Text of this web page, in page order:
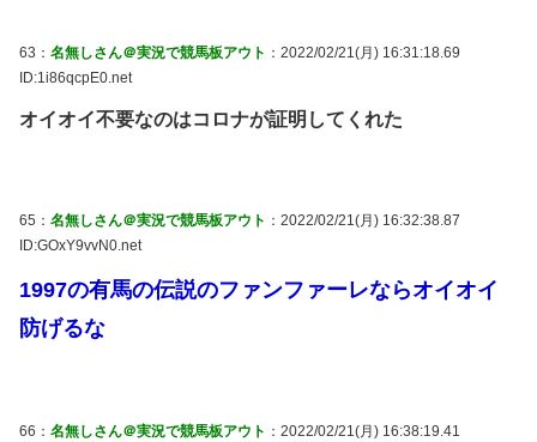
63： 名無しさん＠実況で競馬板アウト ：2022/02/21(月) 16:31:18.69
ID:1i86qcpE0.net
オイオイ不要なのはコロナが証明してくれた
65： 名無しさん＠実況で競馬板アウト ：2022/02/21(月) 16:32:38.87
ID:GOxY9vvN0.net
1997の有馬の伝説のファンファーレならオイオイ
防げるな
66： 名無しさん＠実況で競馬板アウト ：2022/02/21(月) 16:38:19.41